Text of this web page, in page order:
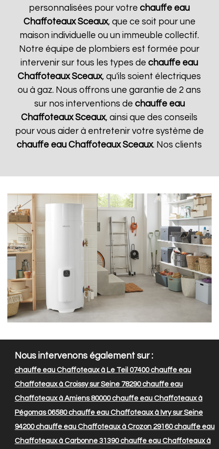
personnalisées pour votrechauffe eau
Chaffoteaux Sceaux, que ce soit pour une
maison individuelle ou un immeuble collectif.
Notre équipe de plombiers est formée pour
intervenir sur tous les types dechauffe eau
Chaffoteaux Sceaux, qu'ils soient électriques
ou à gaz. Nous offrons une garantie de 2 ans
sur nos interventions de chauffe eau
Chaffoteaux Sceaux, ainsi que des conseils
pour vous aider à entretenir votre système de
chauffe eau Chaffoteaux Sceaux. Nos clients
Nous intervenons également sur :
chauffe eau Chaffoteaux à Le Teil 07400chauffe eau
Chaffoteaux à Croissy sur Seine 78290chauffe eau
Chaffoteaux à Amiens 80000chauffe eau Chaffoteaux à
Pégomas 06580chauffe eau Chaffoteaux à Ivry sur Seine
94200chauffe eau Chaffoteaux à Crozon 29160chauffe eau
Chaffoteaux à Carbonne 31390chauffe eau Chaffoteaux à